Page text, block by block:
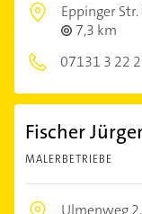
Eppinger Str.
7,3 km
07131 3 22
Fischer
MALERBETRIEBE
Ulmenweg 2,